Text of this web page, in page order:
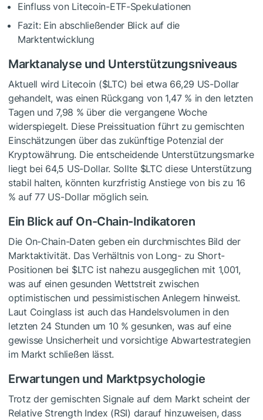
Einfluss von Litecoin-ETF-Spekulationen
Fazit: Ein abschließender Blick auf die
Marktentwicklung
Marktanalyse und Unterstützungsniveaus
Aktuell wird Litecoin ($LTC) bei etwa 66,29 US-Dollar
gehandelt, was einen Rückgang von 1,47 % in den letzten
Tagen und7,98 % über die vergangene Woche
widerspiegelt. Diese Preissituation führt zu gemischten
Einschätzungen über das zukünftige Potenzial der
Kryptowährung. Die entscheidende Unterstützungsmarke
liegt bei 64,5 US-Dollar. Sollte $LTC diese Unterstützung
stabil halten, könnten kurzfristig Anstiege von bis zu 16
% auf 77 US-Dollar möglich sein.
Ein Blick auf On-Chain-Indikatoren
Die On-Chain-Daten geben ein durchmischtes Bild der
Marktaktivität. Das Verhältnis von Long- zu Short-
Positionen bei $LTC ist nahezu ausgeglichen mit 1,001,
was auf einen gesunden Wettstreit zwischen
optimistischen und pessimistischen Anlegern hinweist.
Laut Coinglass ist auch das Handelsvolumen in den
letzten 24 Stunden um 10 % gesunken, was auf eine
gewisse Unsicherheit und vorsichtige Abwartestrategien
im Markt schließen lässt.
Erwartungen und Marktpsychologie
Trotz der gemischten Signale auf dem Markt scheint der
Relative Strength Index (RSI) darauf hinzuweisen, dass